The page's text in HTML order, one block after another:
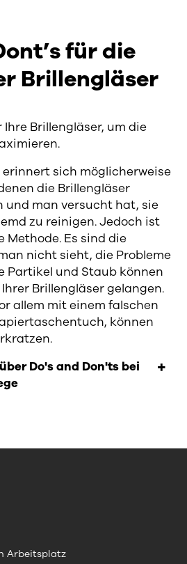
für die
Brillengläser
Brillengläser, um die
sich möglicherweise
die Brillengläser
und man versucht hat, sie
zu reinigen. Jedoch ist
Methode. Es sind die
nicht sieht, die Probleme
Partikel und Staub können
Brillengläser gelangen.
allem mit einem falschen
können
Do's and Don'ts bei
Arbeitsplatz